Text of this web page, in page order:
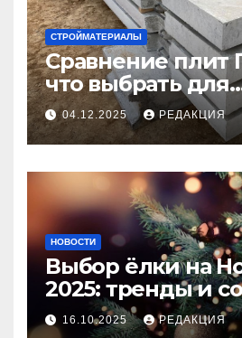
СТРОЙМАТЕРИАЛЫ
Сравнение плит
что выбрать для
долговечного и
покрытия
04.12.2025 РЕДАКЦИЯ
НОВОСТИ
Выбор ёлки на
2025: тренды и
идеального
16.10.2025 РЕДАКЦИЯ